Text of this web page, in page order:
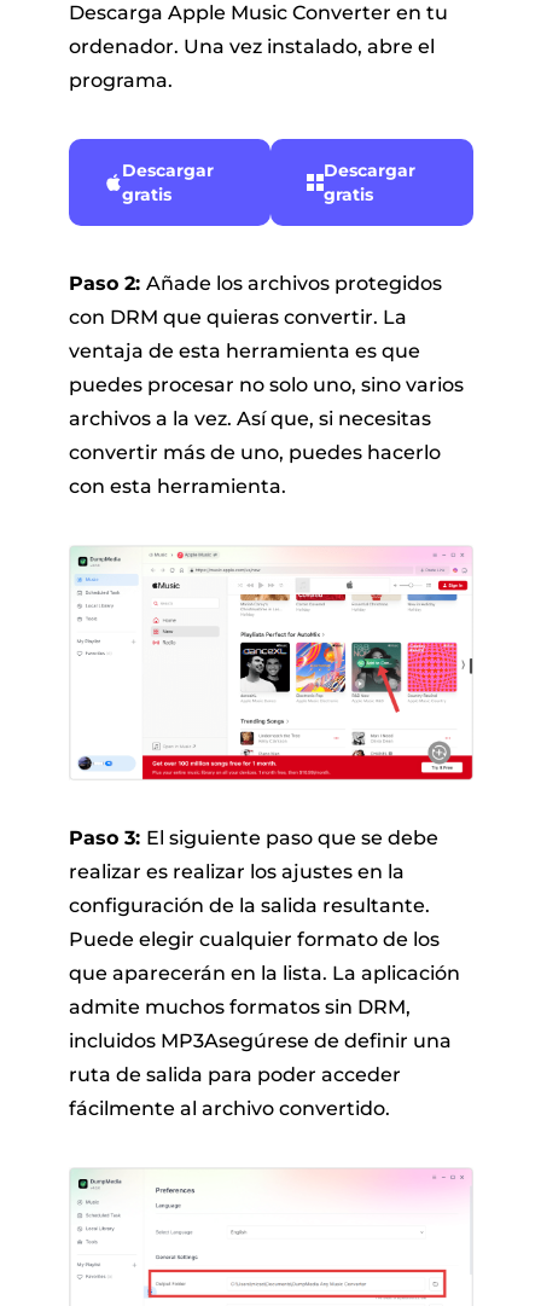
Descarga Apple Music Converter en tu
ordenador. Una vez instalado, abre el
programa.
Descargar
gratis
Descargar
gratis
Paso 2: Añade los archivos protegidos
con DRM que quieras convertir. La
ventaja de esta herramienta es que
puedes procesar no solo uno, sino varios
archivos a la vez. Así que, si necesitas
convertir más de uno, puedes hacerlo
con esta herramienta.
Paso 3: El siguiente paso que se debe
realizar es realizar los ajustes en la
configuración de la salida resultante.
Puede elegir cualquier formato de los
que aparecerán en la lista. La aplicación
admite muchos formatos sin DRM,
incluidos MP3Asegúrese de definir una
ruta de salida para poder acceder
fácilmente al archivo convertido.